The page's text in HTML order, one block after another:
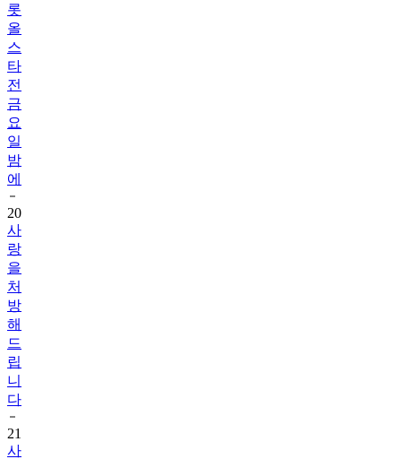
롯
올
스
타
전
금
요
일
밤
에
20
사
랑
을
처
방
해
드
립
니
다
21
사